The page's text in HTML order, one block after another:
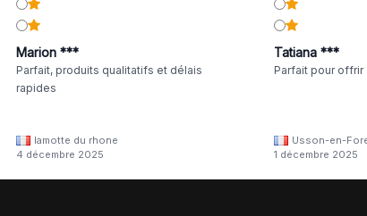
Marion ***
Parfait, produits qualitatifs et délais
rapides
lamotte du rhone
4 décembre 2025
Tatiana ***
Parfait pour offrir
Usson-en-
1 décembre 2025